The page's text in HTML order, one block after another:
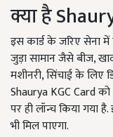
क्या है
इस कार्ड के जरिए सेना
जुड़ा सामान जैसे बीज,
मशीनरी, सिंचाई के लिए
Shaurya KGC Card
पर ही लॉन्च किया गया
भी मिल पाएगा.